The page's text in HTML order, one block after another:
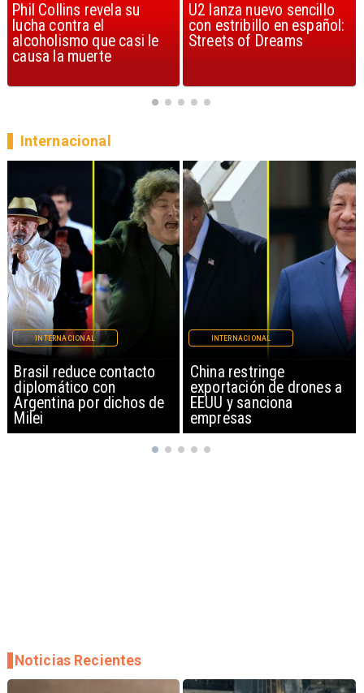
U2 lanza nuevo sencillo
con estribillo en español:
Streets of Dreams
“Africa” de Toto es
considerada la mejor
canción, según la ciencia
China restringe
exportación de drones a
EEUU y sanciona
empresas
INTERNACIONAL
Papa León XIV anuncia
gira por Sudamérica
INTERNACIONAL
Internacional
Noticias Recientes